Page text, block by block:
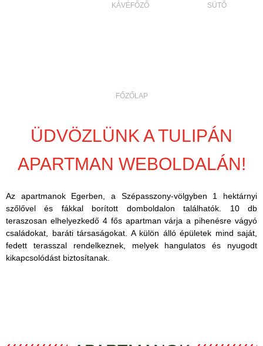
KÁVÉFŐZŐ
SÜTŐ
FŐZŐLAP
ÜDVÖZLÜNK A TULIPÁN
APARTMAN WEBOLDALÁN!
Az apartmanok Egerben, a Szépasszony-völgyben 1 hektárnyi
szőlővel és fákkal borított domboldalon találhatók. 10 db
teraszosan elhelyezkedő 4 fős apartman várja a pihenésre vágyó
családokat, baráti társaságokat. A külön álló épületek mind saját,
fedett terasszal rendelkeznek, melyek hangulatos és nyugodt
kikapcsolódást biztosítanak.